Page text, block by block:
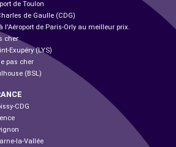
de Toulon
de Gaulle (CDG)
l'Aéroport de Paris-Orly au meilleur prix.
cher
Exupéry (LYS)
pas cher
(BSL)
CDG
la-Vallée